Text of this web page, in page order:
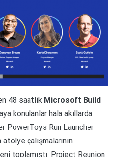
48 saatlik Microsoft Build
konulanlar hala akıllarda.
PowerToys Run Launcher
çalışmalarının
toplamıştı. Project Reunion